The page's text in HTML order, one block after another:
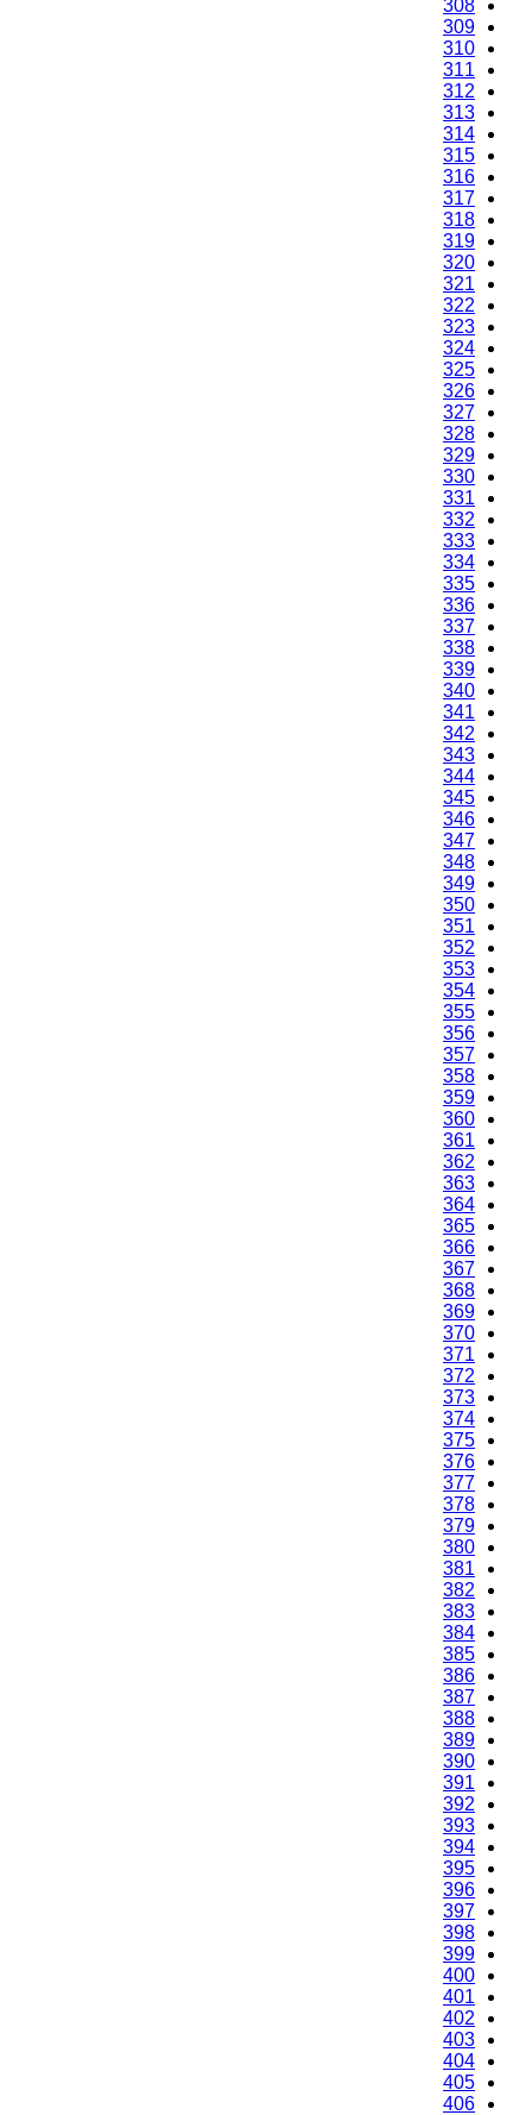
308
309
310
311
312
313
314
315
316
317
318
319
320
321
322
323
324
325
326
327
328
329
330
331
332
333
334
335
336
337
338
339
340
341
342
343
344
345
346
347
348
349
350
351
352
353
354
355
356
357
358
359
360
361
362
363
364
365
366
367
368
369
370
371
372
373
374
375
376
377
378
379
380
381
382
383
384
385
386
387
388
389
390
391
392
393
394
395
396
397
398
399
400
401
402
403
404
405
406